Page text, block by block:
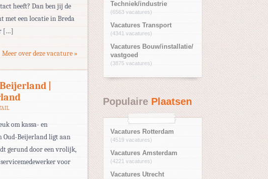
heeft? Dan ben jij de
met een locatie in Breda
[…]
Meer over deze vacature »
|
om kassa- en
Beijerland ligt aan
gerund door een vrolijk,
voor
Techniek/industrie
(6563 vacatures)
Vacatures Transport
(4341 vacatures)
Vacatures Bouw/installatie/
vastgoed
(3875 vacatures)
Populaire Plaatsen
Vacatures Rotterdam
(4519 vacatures)
Vacatures Amsterdam
(4221 vacatures)
Vacatures Utrecht